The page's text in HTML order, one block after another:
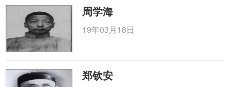
周学海
19年03月18日
郑钦安